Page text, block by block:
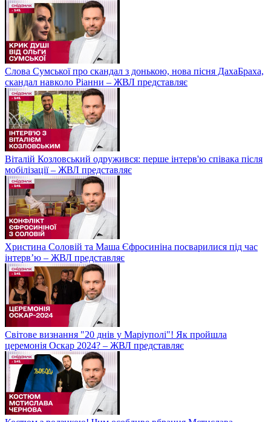
Слова Сумської про скандал з донькою, нова пісня ДахаБраха,
скандал навколо Ріанни – ЖВЛ представляє
Віталій Козловський одружився: перше інтерв'ю співака після
мобілізації – ЖВЛ представляє
Христина Соловій та Маша Єфросиніна посварилися під час
інтерв’ю – ЖВЛ представляє
Світове визнання "20 днів у Маріуполі"! Як пройшла
церемонія Оскар 2024? – ЖВЛ представляє